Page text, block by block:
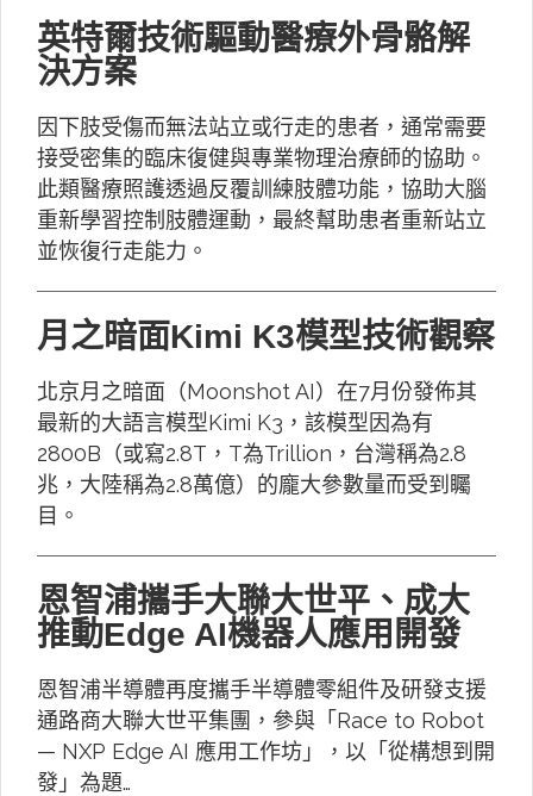
英特爾技術驅動醫療外骨骼解
決方案
因下肢受傷而無法站立或行走的患者，通常需要
接受密集的臨床復健與專業物理治療師的協助。
此類醫療照護透過反覆訓練肢體功能，協助大腦
重新學習控制肢體運動，最終幫助患者重新站立
並恢復行走能力。
月之暗面Kimi K3模型技術觀察
北京月之暗面（Moonshot AI）在7月份發佈其
最新的大語言模型Kimi K3，該模型因為有
2800B（或寫2.8T，T為Trillion，台灣稱為2.8
兆，大陸稱為2.8萬億）的龐大參數量而受到矚
目。
恩智浦攜手大聯大世平、成大
推動Edge AI機器人應用開發
恩智浦半導體再度攜手半導體零組件及研發支援
通路商大聯大世平集團，參與「Race to Robot
— NXP Edge AI 應用工作坊」，以「從構想到開
發」為題…